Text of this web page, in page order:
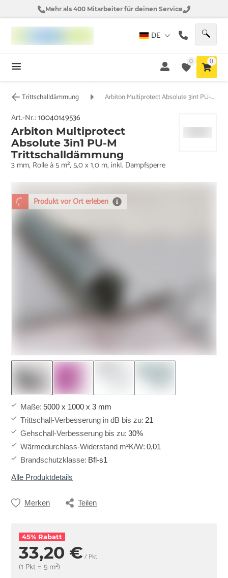
Mehr als 400 Mitarbeiter für deinen Service
DE
0 0
Trittschalldämmung Arbiton Multiprotect Absolute 3in1 PU-M Trittschalldämmung
Produkt vor Ort erleben
Art.-Nr.:10040149536
Arbiton Multiprotect
Absolute 3in1 PU-M
Trittschalldämmung
3 mm, Rolle à 5 m², 5,0 x 1,0 m, inkl. Dampfsperre
Maße: 5000 x 1000 x 3 mm
Trittschall-Verbesserung in dB bis zu: 21
Gehschall-Verbesserung bis zu: 30%
Wärmedurchlass-Widerstand m²K/W: 0,01
Brandschutzklasse: Bfl-s1
Alle Produktdetails
Merken Teilen
45% Rabatt
33,20 € / Pkt
(1 Pkt = 5 m²)